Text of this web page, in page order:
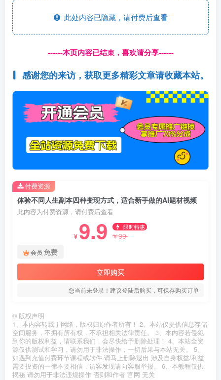
此处内容已隐藏，请付费后查看
------本页内容已结束，喜欢请分享------
感谢您的来访，获取更多精彩文章请收藏本站。
体验不同人生副本四种变现方式，适合新手做的AI题材视频
此内容为付费资源，请付费后查看
¥ 9.9 限时特惠
¥99
会员 免费
立即购买
您当前未登录！建议登陆后购买，可保存购买订单
付费资源
© 版权声明
1、本内容转载于网络，版权归原作者所有！ 2、本站仅提供信息存储
空间服务，不拥有所有权，不承担相关法律责任。 3、本内容若侵犯
到你的版权利益，请联系我们，会尽快给予删除处理！ 4、本站全资
源仅供测试和学习，请勿用于非法操作，一切后果与本站无关。 5、
如遇到充值付费环节课程或软件 请马上删除退出 涉及自身权益/利益
需要投资的一律不要相信，访客发现请向客服举报。 6、本教程仅供
揭秘 请勿用于非法违规操作 否则和作者 官网 无关